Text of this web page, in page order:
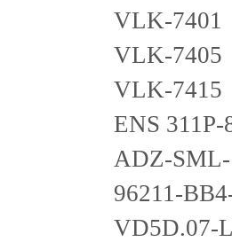
VLK-7401
VLK-7405
VLK-7415
ENS
ADZ-
96211-
VD5D.07-